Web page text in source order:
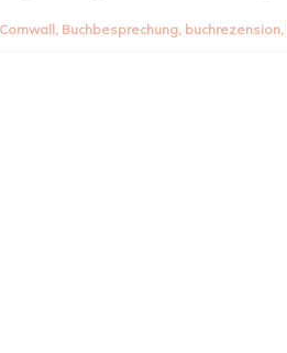
, Buchbesprechung, buchrezension,